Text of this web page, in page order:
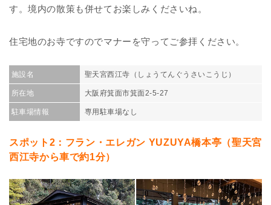
す。境内の散策も併せてお楽しみくださいね。
住宅地のお寺ですのでマナーを守ってご参拝ください。
施設名 聖天宮西江寺（しょうてんぐうさいこうじ）
所在地 大阪府箕面市箕面2-5-27
駐車場情報 専用駐車場なし
スポット2：フラン・エレガン YUZUYA橋本亭（聖天宮
西江寺から車で約1分）